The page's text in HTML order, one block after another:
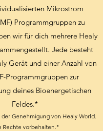
Mikrostrom
Programmgruppen zu
wir für dich mehrere Healy
Jede besteht
Gerät und einer Anzahl von
Programmgruppen zur
deines Bioenergetischen
Feldes.*
Genehmigung von Healy World.
Rechte vorbehalten."